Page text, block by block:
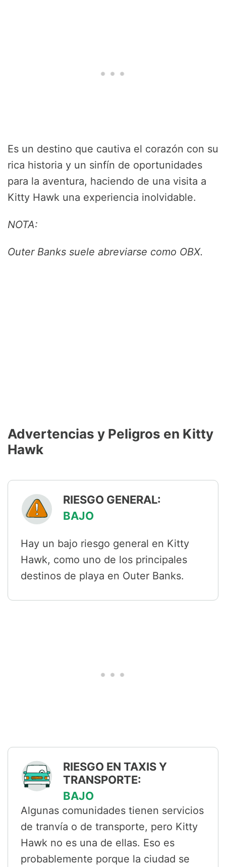
Es un destino que cautiva el corazón con su
rica historia y un sinfín de oportunidades
para la aventura, haciendo de una visita a
Kitty Hawk una experiencia inolvidable.
NOTA:
Outer Banks suele abreviarse como OBX.
Advertencias y Peligros en Kitty
Hawk
RIESGO GENERAL:
BAJO
Hay un bajo riesgo general en Kitty
Hawk, como uno de los principales
destinos de playa en Outer Banks.
RIESGO EN TAXIS Y
TRANSPORTE:
BAJO
Algunas comunidades tienen servicios
de tranvía o de transporte, pero Kitty
Hawk no es una de ellas. Eso es
probablemente porque la ciudad se